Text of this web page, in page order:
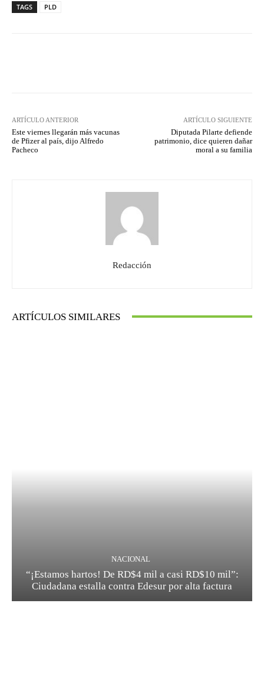
TAGS PLD
ARTÍCULO ANTERIOR
Este viernes llegarán más vacunas
de Pfizer al país, dijo Alfredo
Pacheco
ARTÍCULO SIGUIENTE
Diputada Pilarte defiende
patrimonio, dice quieren dañar
moral a su familia
Redacción
ARTÍCULOS SIMILARES
NACIONAL
“¡Estamos hartos! De RD$4 mil a casi RD$10 mil”:
Ciudadana estalla contra Edesur por alta factura